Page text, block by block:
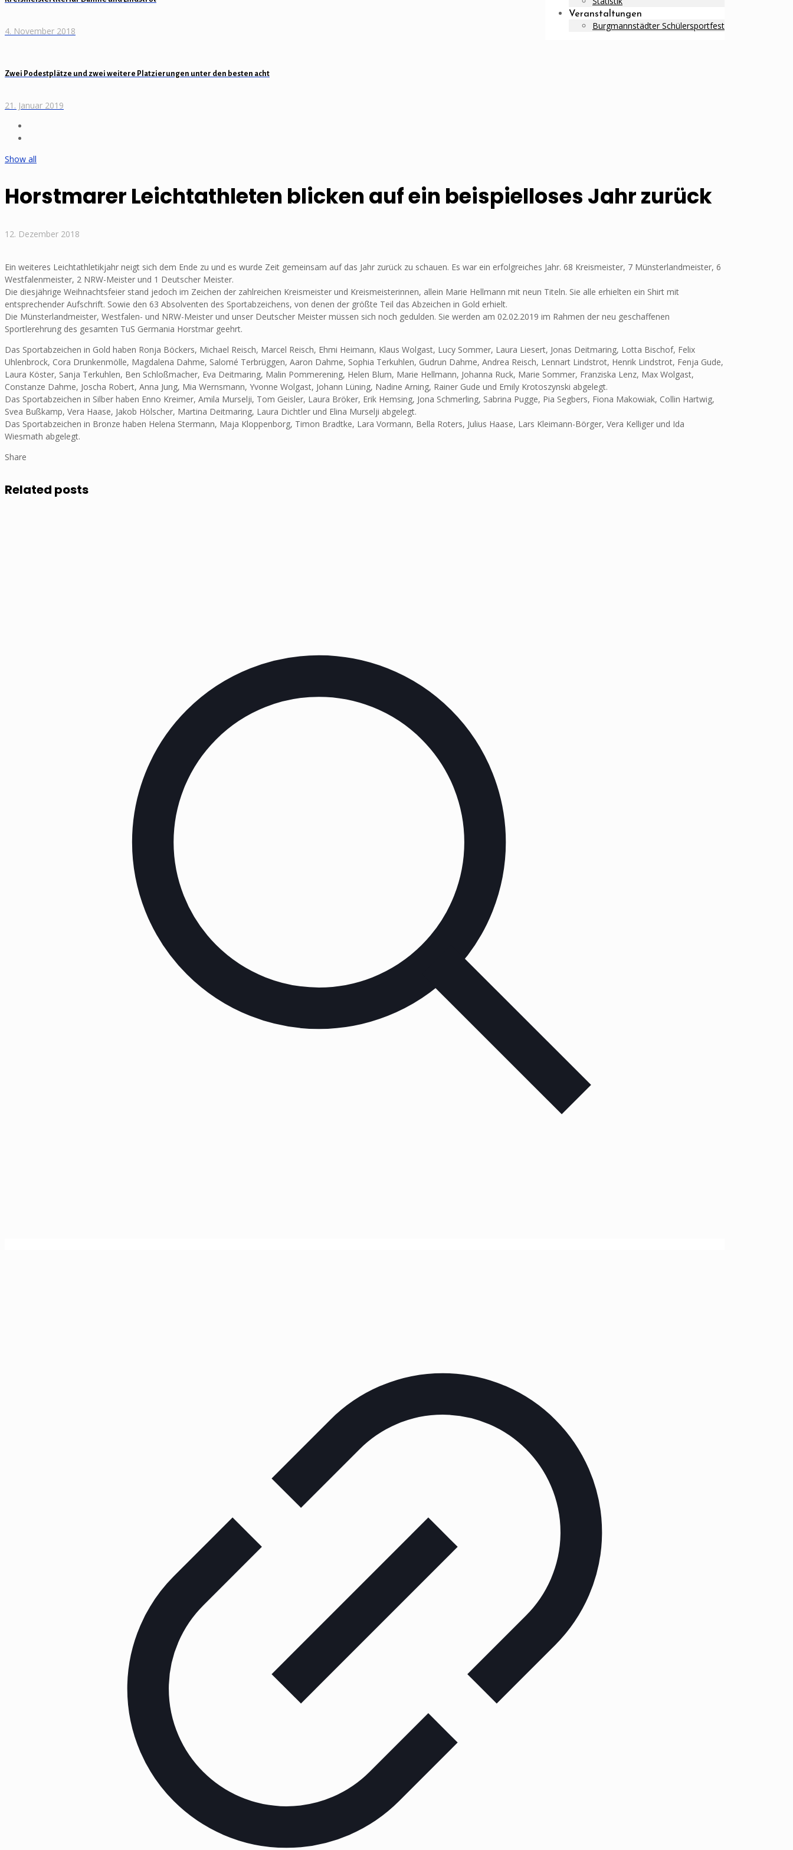
Veranstaltungen
Burgmannstädter Schülersportfest
4. November 2018
Zwei Podestplätze und zwei weitere Platzierungen unter den besten acht
21. Januar 2019
Show all
Horstmarer Leichtathleten blicken auf ein beispielloses Jahr zurück
12. Dezember 2018
Ein weiteres Leichtathletikjahr neigt sich dem Ende zu und es wurde Zeit gemeinsam auf das Jahr zurück zu schauen. Es war ein erfolgreiches Jahr. 68 Kreismeister, 7 Münsterlandmeister, 6
Westfalenmeister, 2 NRW-Meister und 1 Deutscher Meister.
Die diesjährige Weihnachtsfeier stand jedoch im Zeichen der zahlreichen Kreismeister und Kreismeisterinnen, allein Marie Hellmann mit neun Titeln. Sie alle erhielten ein Shirt mit
entsprechender Aufschrift. Sowie den 63 Absolventen des Sportabzeichens, von denen der größte Teil das Abzeichen in Gold erhielt.
Die Münsterlandmeister, Westfalen- und NRW-Meister und unser Deutscher Meister müssen sich noch gedulden. Sie werden am 02.02.2019 im Rahmen der neu geschaffenen
Sportlerehrung des gesamten TuS Germania Horstmar geehrt.
Das Sportabzeichen in Gold haben Ronja Böckers, Michael Reisch, Marcel Reisch, Ehmi Heimann, Klaus Wolgast, Lucy Sommer, Laura Liesert, Jonas Deitmaring, Lotta Bischof, Felix
Uhlenbrock, Cora Drunkenmölle, Magdalena Dahme, Salomé Terbrüggen, Aaron Dahme, Sophia Terkuhlen, Gudrun Dahme, Andrea Reisch, Lennart Lindstrot, Henrik Lindstrot, Fenja Gude,
Laura Köster, Sanja Terkuhlen, Ben Schloßmacher, Eva Deitmaring, Malin Pommerening, Helen Blum, Marie Hellmann, Johanna Ruck, Marie Sommer, Franziska Lenz, Max Wolgast,
Constanze Dahme, Joscha Robert, Anna Jung, Mia Wernsmann, Yvonne Wolgast, Johann Lüning, Nadine Arning, Rainer Gude und Emily Krotoszynski abgelegt.
Das Sportabzeichen in Silber haben Enno Kreimer, Amila Murselji, Tom Geisler, Laura Bröker, Erik Hemsing, Jona Schmerling, Sabrina Pugge, Pia Segbers, Fiona Makowiak, Collin Hartwig,
Svea Bußkamp, Vera Haase, Jakob Hölscher, Martina Deitmaring, Laura Dichtler und Elina Murselji abgelegt.
Das Sportabzeichen in Bronze haben Helena Stermann, Maja Kloppenborg, Timon Bradtke, Lara Vormann, Bella Roters, Julius Haase, Lars Kleimann-Börger, Vera Kelliger und Ida
Wiesmath abgelegt.
Share
Related posts